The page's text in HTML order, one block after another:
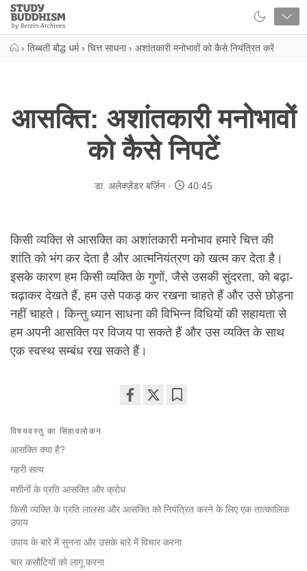
Close
Study
Buddhism
› तिब्बती बौद्ध धर्म › चित्त साधना › अशांतकारी मनोभावों को कैसे नियंत्रित करें
आसक्ति: अशांतकारी मनोभावों
को कैसे निपटें
डा. अलेक्ज़ेंडर बर्ज़िन 40:45
किसी व्यक्ति से आसक्ति का अशांतकारी मनोभाव हमारे चित्त की
शांति को भंग कर देता है और आत्मनियंत्रण को खत्म कर देता है।
इसके कारण हम किसी व्यक्ति के गुणों, जैसे उसकी सुंदरता, को बढ़ा-
चढ़ाकर देखते हैं, हम उसे पकड़ कर रखना चाहते हैं और उसे छोड़ना
नहीं चाहते। किन्तु ध्यान साधना की विभिन्न विधियों की सहायता से
हम अपनी आसक्ति पर विजय पा सकते हैं और उस व्यक्ति के साथ
एक स्वस्थ सम्बंध रख सकते हैं।
विषयवस्तु का सिंहावलोकन
आसक्ति क्या है?
गहरी सत्य
मशीनों के प्रति आसक्ति और क्रोध
किसी व्यक्ति के प्रति लालसा और आसक्ति को नियंत्रित करने के लिए एक तात्कालिक
उपाय
उपाय के बारे में सुनना और उसके बारे में विचार करना
चार कसौटियों को लागू करना